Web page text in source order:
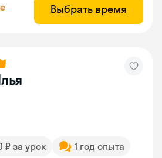
Выбрать время
₽ за урок 1 год опыта